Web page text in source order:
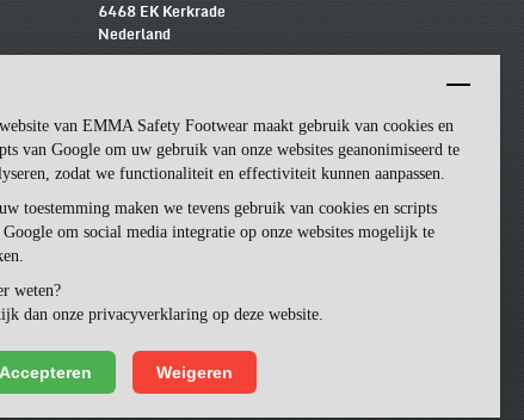
van EMMA Safety Footwear maakt gebruik van cookies en
van Google om uw gebruik van onze websites geanonimiseerd te
zodat we functionaliteit en effectiviteit kunnen aanpassen.
toestemming maken we tevens gebruik van cookies en scripts
Google om social media integratie op onze websites mogelijk te
weten?
dan onze privacyverklaring op deze website.
Accepteren Weigeren
6468 EK Kerkrade
Nederland
Emma Safety Footwear BV
BTW -nummer: NL852463509B01
KvK-nummer: 57162581